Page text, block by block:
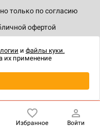
только по согласию
офертой
Избранное Войти
и файлы куки.
их применение